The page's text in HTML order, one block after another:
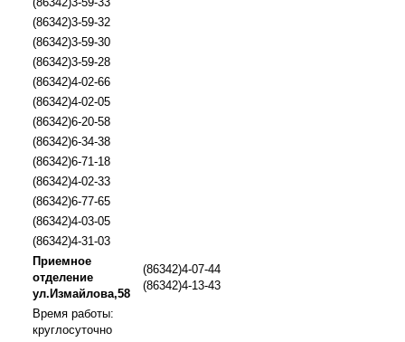
(86342)3-59-32
(86342)3-59-30
(86342)3-59-28
(86342)4-02-66
(86342)4-02-05
(86342)6-20-58
(86342)6-34-38
(86342)6-71-18
(86342)4-02-33
(86342)6-77-65
(86342)4-03-05
(86342)4-31-03
Приемное
отделение
ул.Измайлова,58
(86342)4-07-44
(86342)4-13-43
Время работы:
круглосуточно